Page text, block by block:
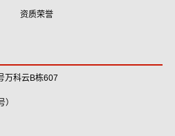
资质荣誉
万科云B栋607